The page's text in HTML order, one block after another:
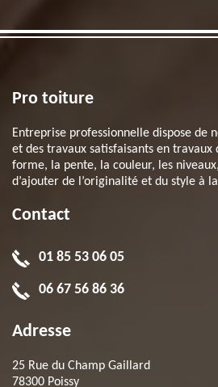
Pro toiture
Entreprise professionnelle dispose de
et des travaux satisfaisants en
forme, la pente, la couleur, les
d’ajouter de l’originalité et du style à
Contact
01 85 53 06 05
06 67 56 86 36
Adresse
25 Rue du Champ Gaillard
78300 Poissy